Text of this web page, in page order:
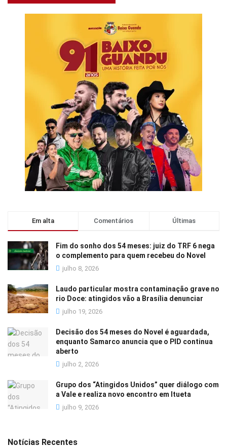
Em alta Comentários Últimas
Fim do sonho dos 54 meses: juiz do TRF 6 nega
o complemento para quem recebeu do Novel
julho 8, 2026
Laudo particular mostra contaminação grave no
rio Doce: atingidos vão a Brasília denunciar
julho 19, 2026
Decisão dos 54 meses do Novel é aguardada,
enquanto Samarco anuncia que o PID continua
aberto
julho 2, 2026
Grupo dos “Atingidos Unidos” quer diálogo com
a Vale e realiza novo encontro em Itueta
julho 9, 2026
Notícias Recentes